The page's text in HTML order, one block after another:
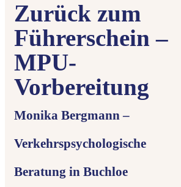
Zurück zum
Führerschein –
MPU-
Vorbereitung
Monika Bergmann –
Verkehrspsychologische
Beratung in Buchloe